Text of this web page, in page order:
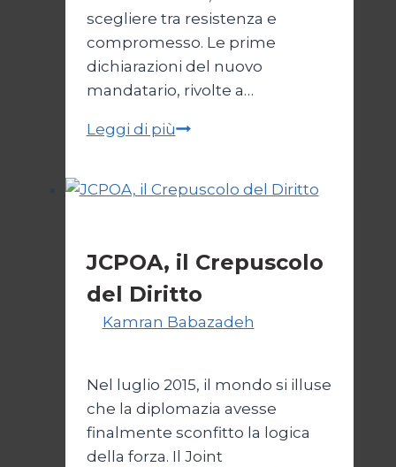
scegliere tra resistenza e
compromesso. Le prime
dichiarazioni del nuovo
mandatario, rivolte a…
Leggi di piùTrump
bivio
JCPOA, il Crepuscolo
del Diritto
Kamran Babazadeh
Nel luglio 2015, il mondo si illuse
che la diplomazia avesse
finalmente sconfitto la logica
della forza. Il Joint